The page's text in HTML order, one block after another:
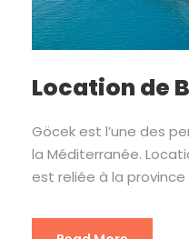
Location de
Göcek est l’une des
la Méditerranée.
est reliée à la province